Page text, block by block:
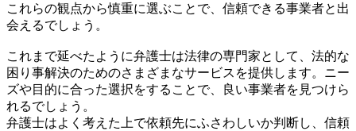
これらの観点から慎重に選ぶことで、信頼できる事業者と出
会えるでしょう。
これまで延べたように弁護士は法律の専門家として、法的な
困り事解決のためのさまざまなサービスを提供します。ニー
ズや目的に合った選択をすることで、良い事業者を見つけら
れるでしょう。
弁護士はよく考えた上で依頼先にふさわしいか判断し、信頼